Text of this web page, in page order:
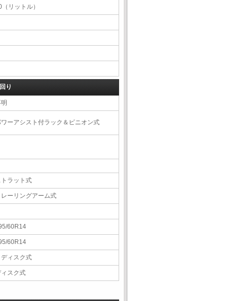
（リットル）
り
ーアシスト付ラック＆ピニオン式
トラット式
レーリングアーム式
60R14
60R14
ディスク式
スク式